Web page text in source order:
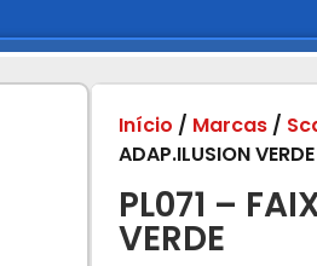
PL071 –
VERDE
Início / Marcas /
ADAP.ILUSION VERDE